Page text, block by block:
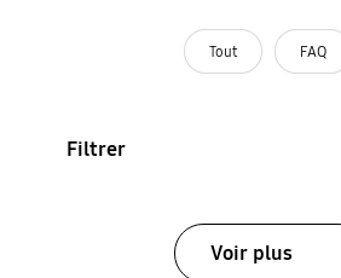
Tout FAQ
Filtrer
Voir plus